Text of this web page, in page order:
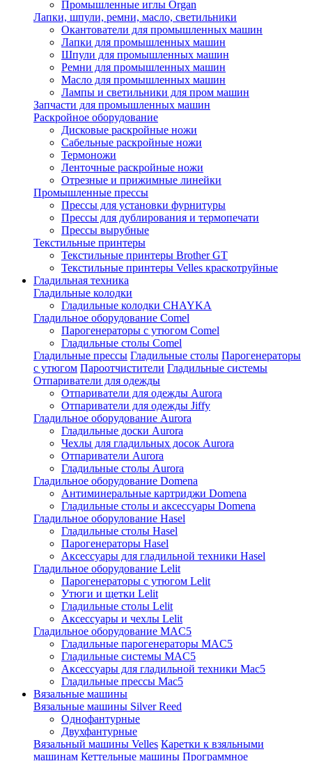
Промышленные иглы Organ
Лапки, шпули, ремни, масло, светильники
Окантователи для промышленных машин
Лапки для промышленных машин
Шпули для промышленных машин
Ремни для промышленных машин
Масло для промышленных машин
Лампы и светильники для пром машин
Запчасти для промышленных машин
Раскройное оборудование
Дисковые раскройные ножи
Сабельные раскройные ножи
Термоножи
Ленточные раскройные ножи
Отрезные и прижимные линейки
Промышленные прессы
Прессы для установки фурнитуры
Прессы для дублирования и термопечати
Прессы вырубные
Текстильные принтеры
Текстильные принтеры Brother GT
Текстильные принтеры Velles краскотруйные
Гладильная техника
Гладильные колодки
Гладильные колодки CHAYKA
Гладильное оборудование Comel
Парогенераторы с утюгом Comel
Гладильные столы Comel
Гладильные прессы Гладильные столы Парогенераторы
с утюгом Пароотчистители Гладильные системы
Отпариватели для одежды
Отпариватели для одежды Aurora
Отпариватели для одежды Jiffy
Гладильное оборудование Aurora
Гладильные доски Aurora
Чехлы для гладильных досок Aurora
Отпариватели Aurora
Гладильные столы Aurora
Гладильное оборудование Domena
Антиминеральные картриджи Domena
Гладильные столы и аксессуары Domena
Гладильное оборулование Hasel
Гладильные столы Hasel
Парогенераторы Hasel
Аксессуары для гладильной техники Hasel
Гладильное оборудование Lelit
Парогенераторы с утюгом Lelit
Утюги и щетки Lelit
Гладильные столы Lelit
Аксессуары и чехлы Lelit
Гладильное оборудование MAC5
Гладильные парогенераторы MAC5
Гладильные системы MAC5
Аксессуары для гладильной техники Mac5
Гладильные прессы Mac5
Вязальные машины
Вязальные машины Silver Reed
Однофантурные
Двухфантурные
Вязальный машины Velles Каретки к взяльными
машинам Кеттельные машины Программное